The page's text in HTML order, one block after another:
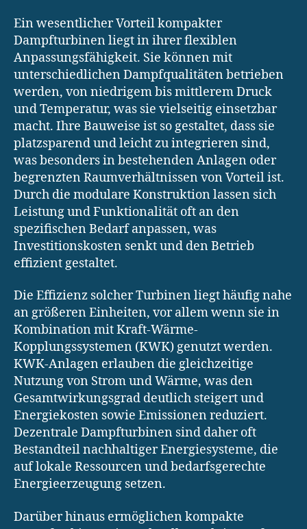
Ein wesentlicher Vorteil kompakter
Dampfturbinen liegt in ihrer flexiblen
Anpassungsfähigkeit. Sie können mit
unterschiedlichen Dampfqualitäten betrieben
werden, von niedrigem bis mittlerem Druck
und Temperatur, was sie vielseitig einsetzbar
macht. Ihre Bauweise ist so gestaltet, dass sie
platzsparend und leicht zu integrieren sind,
was besonders in bestehenden Anlagen oder
begrenzten Raumverhältnissen von Vorteil ist.
Durch die modulare Konstruktion lassen sich
Leistung und Funktionalität oft an den
spezifischen Bedarf anpassen, was
Investitionskosten senkt und den Betrieb
effizient gestaltet.
Die Effizienz solcher Turbinen liegt häufig nahe
an größeren Einheiten, vor allem wenn sie in
Kombination mit Kraft-Wärme-
Kopplungssystemen (KWK) genutzt werden.
KWK-Anlagen erlauben die gleichzeitige
Nutzung von Strom und Wärme, was den
Gesamtwirkungsgrad deutlich steigert und
Energiekosten sowie Emissionen reduziert.
Dezentrale Dampfturbinen sind daher oft
Bestandteil nachhaltiger Energiesysteme, die
auf lokale Ressourcen und bedarfsgerechte
Energieerzeugung setzen.
Darüber hinaus ermöglichen kompakte